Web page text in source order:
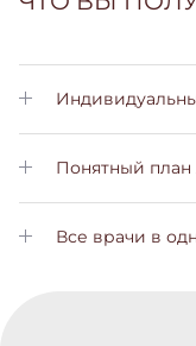
Наши менеджеры
вашего лечения
Понятный план
С самого начала
лечения и вы
Все врачи в